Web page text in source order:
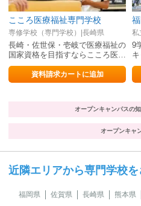
こころ医療福祉専門学校
専修学校（専門学校）|長崎県
長崎・佐世保・壱岐で医療福祉の
国家資格を目指すならこころ医
療！
資料請求カートに追加
私
9
オープンキャンパスの
オープンキャ
近隣エリアから専門学校
福岡県 佐賀県 長崎県 熊本県